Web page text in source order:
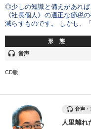
◎少しの知識と備えがあれ
《社長個人》の適正な節税
減らすものです。 しかし、
形 態
headset 音声
CD版
音声
人里離れ